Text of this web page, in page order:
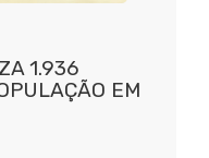
1.936
EM